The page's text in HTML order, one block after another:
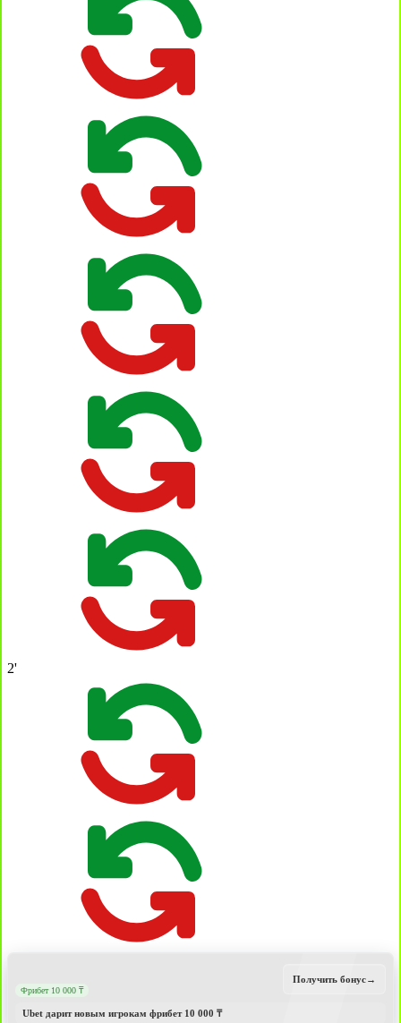
2'
Фрибет 10 000 ₸
Ubet дарит новым игрокам фрибет 10 000 ₸
Получить бонус→